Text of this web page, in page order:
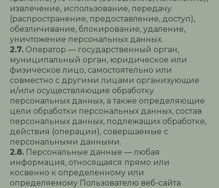
извлечение, использование, передачу
(распространение, предоставление, доступ),
обезличивание, блокирование, удаление,
уничтожение персональных данных.
2.7. Оператор — государственный орган,
муниципальный орган, юридическое или
физическое лицо, самостоятельно или
совместно с другими лицами организующие
и/или осуществляющие обработку
персональных данных, а также определяющие
цели обработки персональных данных, состав
персональных данных, подлежащих обработке,
действия (операции), совершаемые с
персональными данными.
2.8. Персональные данные — любая
информация, относящаяся прямо или
косвенно к определенному или
определяемому Пользователю веб-сайта